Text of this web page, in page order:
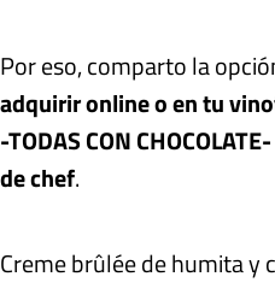
Por eso, comparto la
adquirir online o en tu
-TODAS CON
de chef.
Creme brûlée de humita y